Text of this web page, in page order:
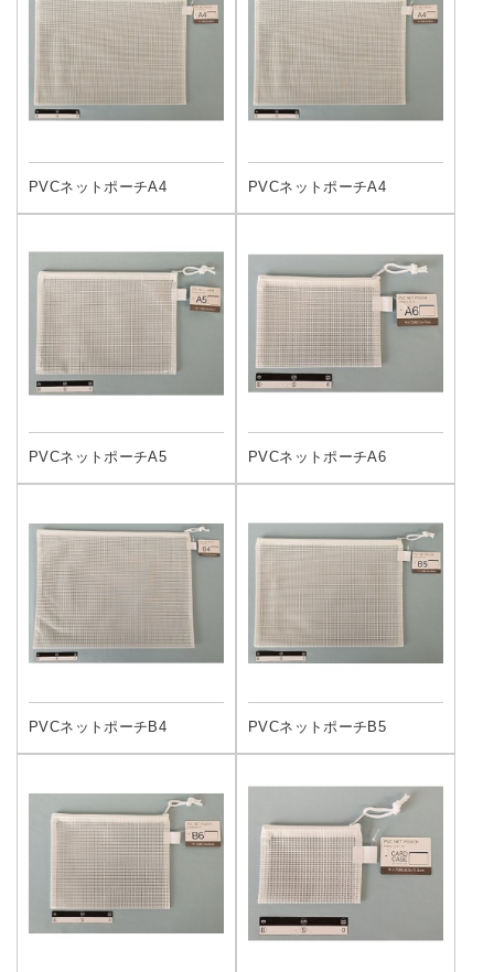
PVCネットポーチA4 PVCネットポーチA4
PVCネットポーチA5 PVCネットポーチA6
PVCネットポーチB4 PVCネットポーチB5